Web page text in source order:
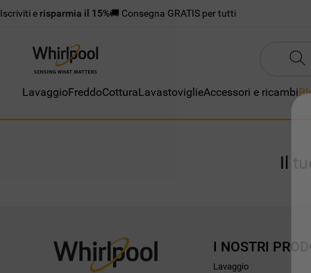
Iscriviti e risparmia il 15%🚚 Consegna GRATIS per tutti
LavaggioFreddoCotturaLavastoviglieAccessori e ricambi
Il
I NOSTRI
Lavaggio